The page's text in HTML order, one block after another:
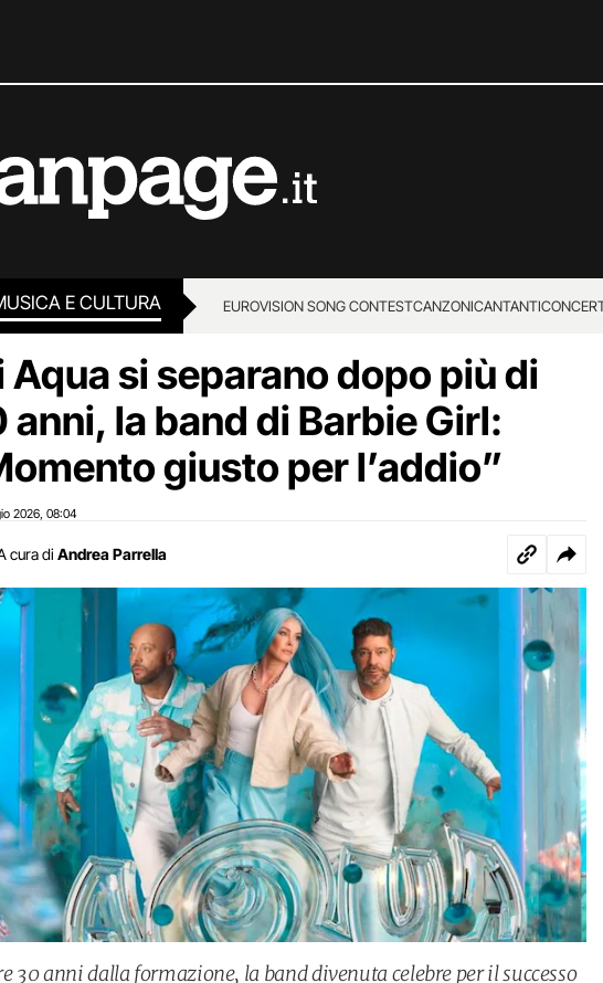
E CULTURA EUROVISION SONG CONTESTCANZONICANTANTI
Aqua si separano dopo più di
anni, la band di Barbie Girl:
giusto per l’addio”
2026 08:04
cura di Andrea Parrella
30 anni dalla formazione, la band divenuta celebre per il successo